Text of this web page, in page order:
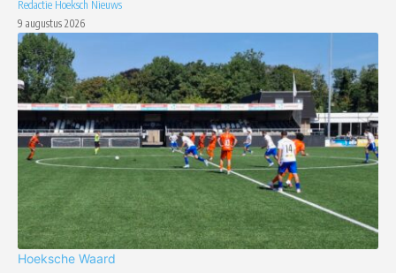
Redactie Hoeksch Nieuws
9 augustus 2026
Hoeksche Waard